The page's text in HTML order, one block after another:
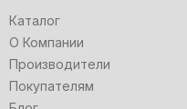
Каталог
О Компании
Производители
Покупателям